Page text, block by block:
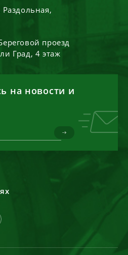
Раздольная,
проезд
Град, 4 этаж
на новости и